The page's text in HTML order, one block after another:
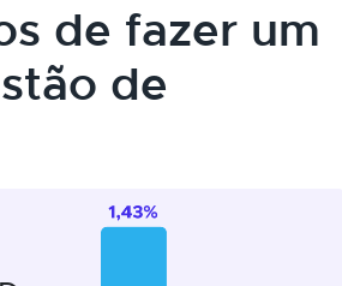
de fazer um
de